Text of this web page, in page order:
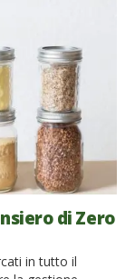
la raccolta […]
di Zero
in tutto il